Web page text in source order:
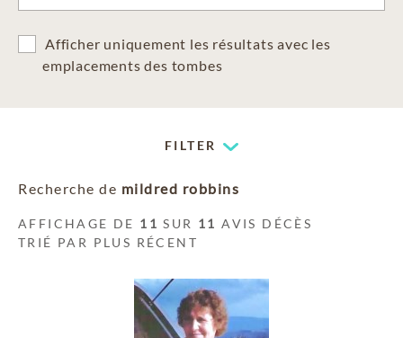
Afficher uniquement les résultats avec les
emplacements des tombes
FILTER
Recherche de mildred robbins
AFFICHAGE DE 11 SUR 11 AVIS DÉCÈS
TRIÉ PAR PLUS RÉCENT